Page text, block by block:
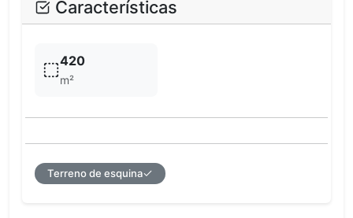
Características
420
m²
Terreno de esquina